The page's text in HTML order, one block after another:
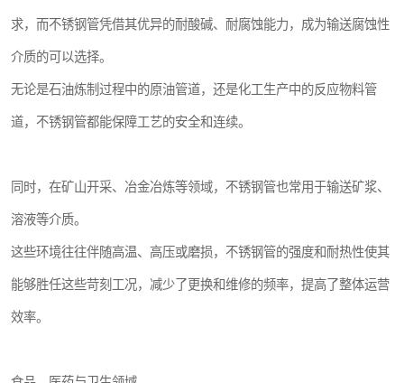
求，而不锈钢管凭借其优异的耐酸碱、耐腐蚀能力，成为输送腐蚀性
介质的可以选择。
无论是石油炼制过程中的原油管道，还是化工生产中的反应物料管
道，不锈钢管都能保障工艺的安全和连续。
同时，在矿山开采、冶金冶炼等领域，不锈钢管也常用于输送矿浆、
溶液等介质。
这些环境往往伴随高温、高压或磨损，不锈钢管的强度和耐热性使其
能够胜任这些苛刻工况，减少了更换和维修的频率，提高了整体运营
效率。